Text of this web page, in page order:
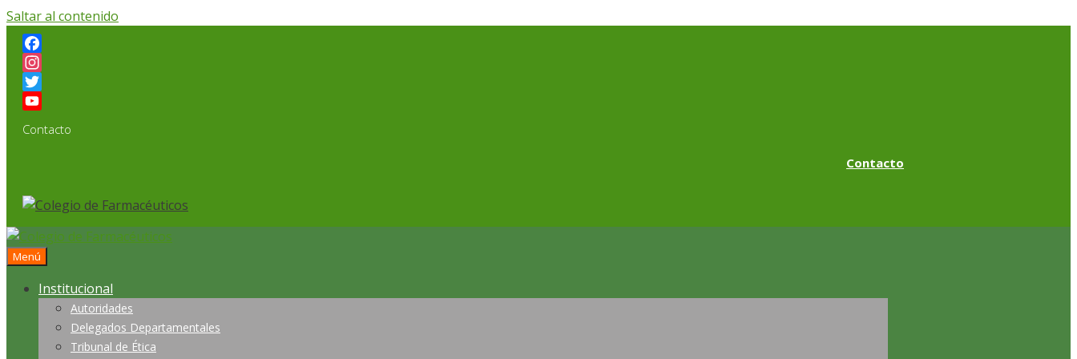
Saltar al contenido
Facebook
Instagram
Twitter
Channel
Contacto
Contacto
Menú
Institucional
Autoridades
Delegados Departamentales
Tribunal de Ética